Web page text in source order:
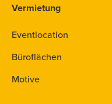
Vermietung
Eventlocation
Büroflächen
Motive